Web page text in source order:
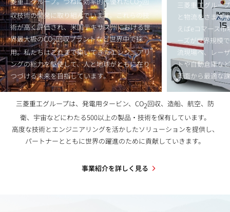
2
収技術の開発に取り組んでいます。これらの技
術が高く評価され、米国テキサス州における世
界最大級のCO2回収プラントなど世界中で採
用。私たちはこれまで築いてきたエンジニアリ
ングの総力を駆使して、人と地球がともに在り
つづける未来を目指しています。
三菱重工グルー
と物流をさまざ
えばeコマース
ーズが世界規模
流現場へ、レー
トや自動倉庫な
両面から最適な
三菱重工グループは、発電用タービン、CO2回収、造船、航空、防
衛、宇宙などにわたる500以上の製品・技術を保有しています。
高度な技術とエンジニアリングを活かしたソリューションを提供し、
パートナーとともに世界の躍進のために貢献していきます。
事業紹介を詳しく見る